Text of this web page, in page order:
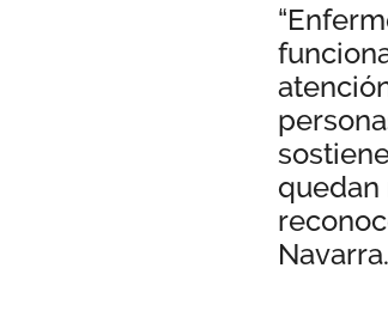
quedan
Navarra.